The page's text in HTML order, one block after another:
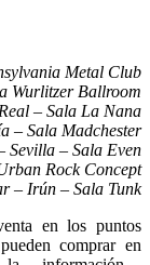
Metal Club
Wurlitzer Ballroom
– Sala La Nana
– Sala Madchester
Sevilla – Sala Even
Rock Concept
– Irún – Sala Tunk
en los puntos
comprar en